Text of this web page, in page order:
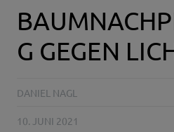
G GEGEN
DANIEL NAGL
10. JUNI 2021